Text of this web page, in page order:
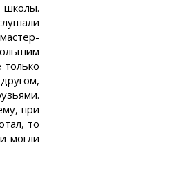
при
то
могли